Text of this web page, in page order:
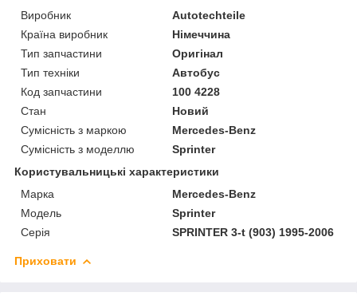
Виробник
Autotechteile
Країна виробник
Німеччина
Тип запчастини
Оригінал
Тип техніки
Автобус
Код запчастини
100 4228
Стан
Новий
Сумісність з маркою
Mercedes-Benz
Сумісність з моделлю
Sprinter
Користувальницькі характеристики
Марка
Mercedes-Benz
Модель
Sprinter
Серія
SPRINTER 3-t (903) 1995-2006
Приховати